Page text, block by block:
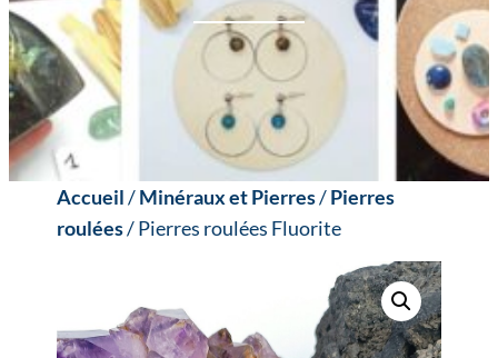
Accueil/Minéraux et Pierres/Pierres
roulées/ Pierres roulées Fluorite